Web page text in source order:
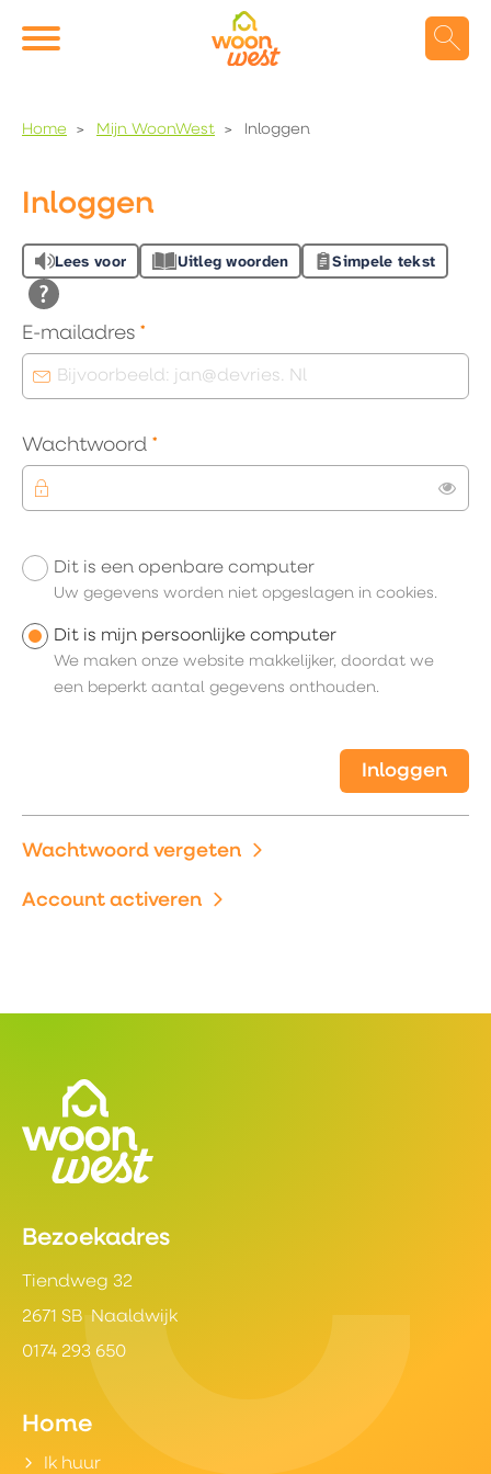
Naar de homepage
Ga naar Hoofd
Home Mijn WoonWest Inloggen
Inloggen
Lees voor Uitleg woorden Simpele tekst
E-mailadres *
Wachtwoord *
Uw inloggegevens
Dit is een openbare computer
Uw gegevens worden niet opgeslagen in cookies.
Dit is mijn persoonlijke computer
We maken onze website makkelijker, doordat we
een beperkt aantal gegevens onthouden.
Inloggen
Wachtwoord vergeten
Account activeren
Contactinformatie
Bezoekadres
Tiendweg 32
2671 SB Naaldwijk
0174 293 650
Home
Ik huur